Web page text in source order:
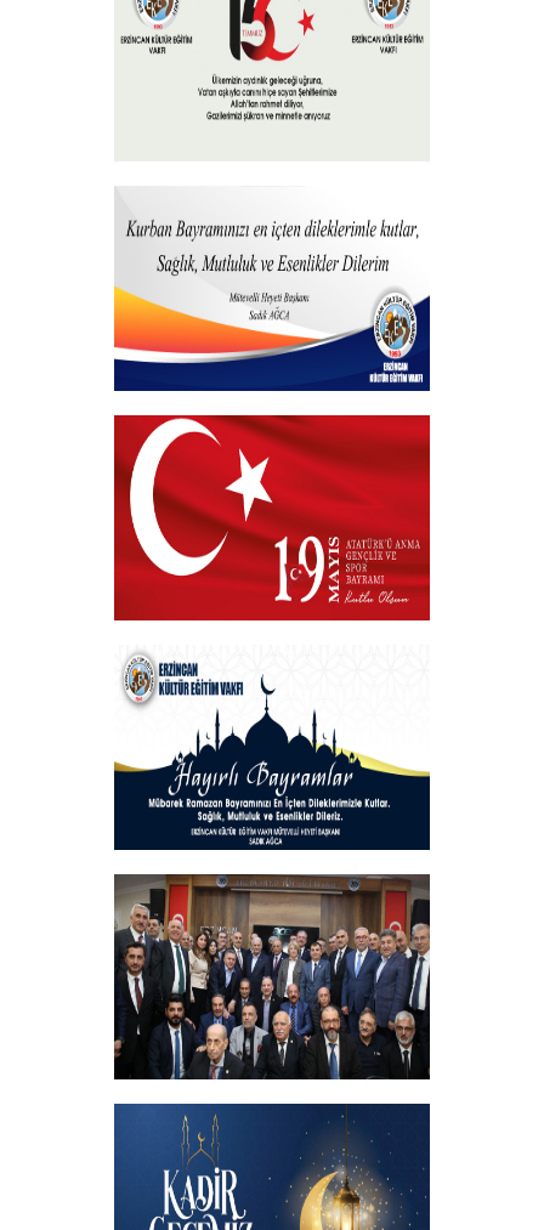
+
+
Hayırlı Bayramlar
+
VAKIF BAŞKANIMIZDAN 19 MAYIS
MESAJI
+
Hayırlı Bayramlar
+
İftar programında başbakanımızın
katılımıyla hemşehrilerimizle buluştuk
+